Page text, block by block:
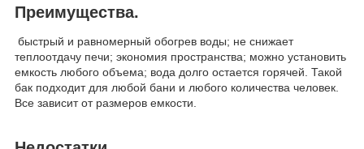
Преимущества.
быстрый и равномерный обогрев воды; не снижает
теплоотдачу печи; экономия пространства; можно установить
емкость любого объема; вода долго остается горячей. Такой
бак подходит для любой бани и любого количества человек.
Все зависит от размеров емкости.